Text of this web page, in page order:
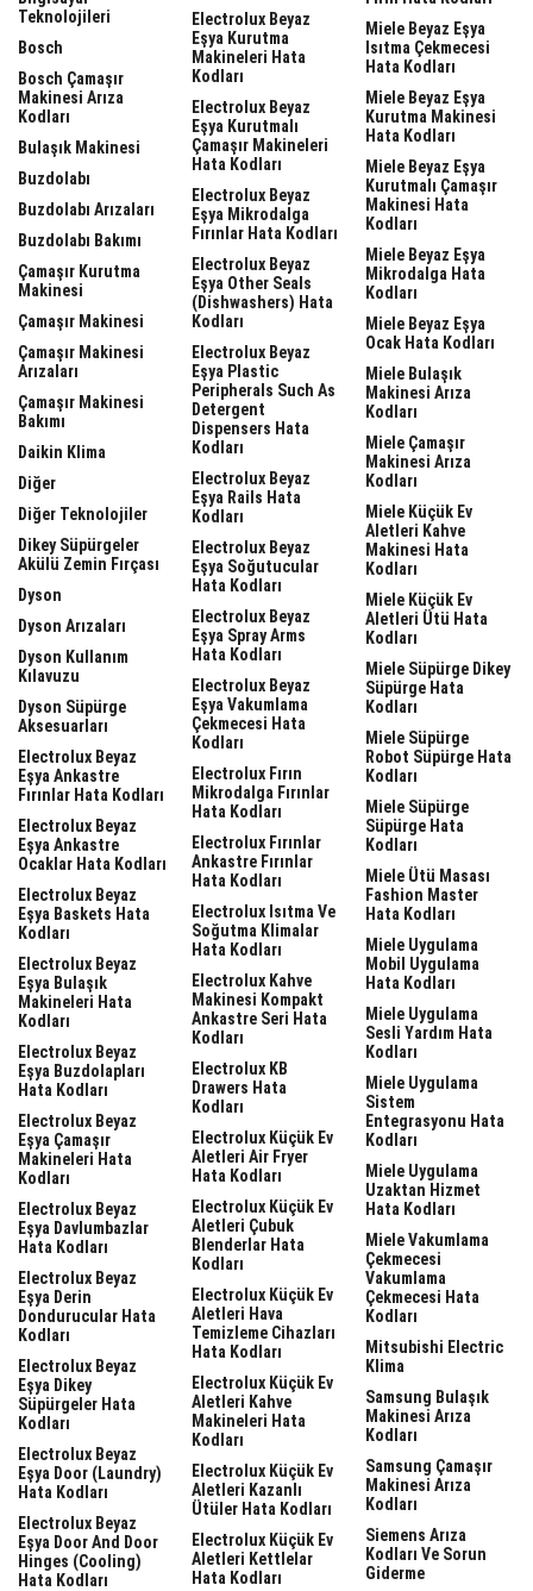
Teknolojileri
Bosch
Bosch Çamaşır
Makinesi Arıza
Kodları
Bulaşık Makinesi
Buzdolabı
Buzdolabı Arızaları
Buzdolabı Bakımı
Çamaşır Kurutma
Makinesi
Çamaşır Makinesi
Çamaşır Makinesi
Arızaları
Çamaşır Makinesi
Bakımı
Daikin Klima
Diğer
Diğer Teknolojiler
Dikey Süpürgeler
Akülü Zemin Fırçası
Dyson
Dyson Arızaları
Dyson Kullanım
Kılavuzu
Dyson Süpürge
Aksesuarları
Electrolux Beyaz
Eşya Ankastre
Fırınlar Hata Kodları
Electrolux Beyaz
Eşya Ankastre
Ocaklar Hata Kodları
Electrolux Beyaz
Eşya Baskets Hata
Kodları
Electrolux Beyaz
Eşya Bulaşık
Makineleri Hata
Kodları
Electrolux Beyaz
Eşya Buzdolapları
Hata Kodları
Electrolux Beyaz
Eşya Çamaşır
Makineleri Hata
Kodları
Electrolux Beyaz
Eşya Davlumbazlar
Hata Kodları
Electrolux Beyaz
Eşya Derin
Dondurucular Hata
Kodları
Electrolux Beyaz
Eşya Dikey
Süpürgeler Hata
Kodları
Electrolux Beyaz
Eşya Door (laundry)
Hata Kodları
Electrolux Beyaz
Eşya Door And Door
Hinges (cooling)
Hata Kodları
Electrolux Beyaz
Eşya Kurutma
Makineleri Hata
Kodları
Electrolux Beyaz
Eşya Kurutmalı
Çamaşır Makineleri
Hata Kodları
Electrolux Beyaz
Eşya Mikrodalga
Fırınlar Hata Kodları
Electrolux Beyaz
Eşya Other Seals
(dishwashers) Hata
Kodları
Electrolux Beyaz
Eşya Plastic
Peripherals Such As
Detergent
Dispensers Hata
Kodları
Electrolux Beyaz
Eşya Rails Hata
Kodları
Electrolux Beyaz
Eşya Soğutucular
Hata Kodları
Electrolux Beyaz
Eşya Spray Arms
Hata Kodları
Electrolux Beyaz
Eşya Vakumlama
Çekmecesi Hata
Kodları
Electrolux Fırın
Mikrodalga Fırınlar
Hata Kodları
Electrolux Fırınlar
Ankastre Fırınlar
Hata Kodları
Electrolux Isıtma Ve
Soğutma Klimalar
Hata Kodları
Electrolux Kahve
Makinesi Kompakt
Ankastre Seri Hata
Kodları
Electrolux KB
Drawers Hata
Kodları
Electrolux Küçük Ev
Aletleri Air Fryer
Hata Kodları
Electrolux Küçük Ev
Aletleri Çubuk
Blenderlar Hata
Kodları
Electrolux Küçük Ev
Aletleri Hava
Temizleme Cihazları
Hata Kodları
Electrolux Küçük Ev
Aletleri Kahve
Makineleri Hata
Kodları
Electrolux Küçük Ev
Aletleri Kazanlı
Ütüler Hata Kodları
Electrolux Küçük Ev
Aletleri Kettlelar
Hata Kodları
Miele Beyaz Eşya
Isıtma Çekmecesi
Hata Kodları
Miele Beyaz Eşya
Kurutma Makinesi
Hata Kodları
Miele Beyaz Eşya
Kurutmalı Çamaşır
Makinesi Hata
Kodları
Miele Beyaz Eşya
Mikrodalga Hata
Kodları
Miele Beyaz Eşya
Ocak Hata Kodları
Miele Bulaşık
Makinesi Arıza
Kodları
Miele Çamaşır
Makinesi Arıza
Kodları
Miele Küçük Ev
Aletleri Kahve
Makinesi Hata
Kodları
Miele Küçük Ev
Aletleri Ütü Hata
Kodları
Miele Süpürge Dikey
Süpürge Hata
Kodları
Miele Süpürge
Robot Süpürge Hata
Kodları
Miele Süpürge
Süpürge Hata
Kodları
Miele Ütü Masası
Fashion Master
Hata Kodları
Miele Uygulama
Mobil Uygulama
Hata Kodları
Miele Uygulama
Sesli Yardım Hata
Kodları
Miele Uygulama
Sistem
Entegrasyonu Hata
Kodları
Miele Uygulama
Uzaktan Hizmet
Hata Kodları
Miele Vakumlama
Çekmecesi
Vakumlama
Çekmecesi Hata
Kodları
Mitsubishi Electric
Klima
Samsung Bulaşık
Makinesi Arıza
Kodları
Samsung Çamaşır
Makinesi Arıza
Kodları
Siemens Arıza
Kodları Ve Sorun
Giderme